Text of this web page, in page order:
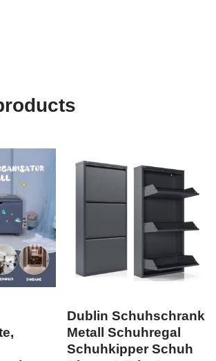
Dublin Schuhschrank
Metall Schuhregal
Schuhkipper Schuh